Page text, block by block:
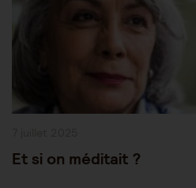
Et si on méditait ?